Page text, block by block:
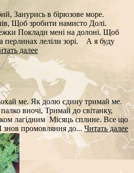
Занурись в бірюзове море.
Щоб зробити намисто Долі.
Поклади мені на долоні. Щоб
перлинах леліли зорі. А я буду
далее
ме. Як долю єдину тримай ме.
вночі, Тримай до світанку,
лагідним Місяць сплине. Все що
промовляння до... Читать далее